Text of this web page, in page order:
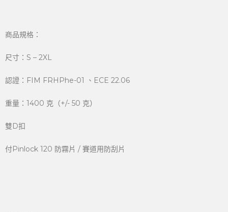
商品規格：
尺寸：S – 2XL
認證：FIM FRHPhe-01 、ECE 22.06
重量：1400 克（+/- 50 克）
雙D扣
付Pinlock 120 防霧片 / 賽道用防刮片